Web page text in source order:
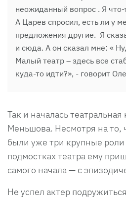
неожиданный вопрос . Я
А Царев спросил, есть ли у
предложения другие. Я
и сюда. А он сказал мне: «
Малый театр – здесь все
куда-то идти?», - говорит
Так и началась театральная
Меньшова. Несмотря на то,
были уже три крупные
подмостках театра ему
самого начала — с
Не успел актер